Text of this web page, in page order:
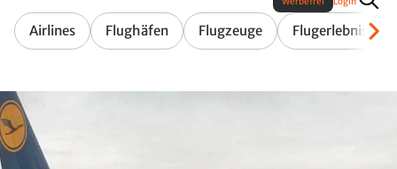
Airlines Flughäfen Flugzeuge Flugerlebnis